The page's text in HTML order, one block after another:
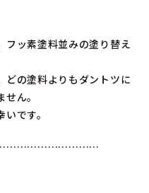
フッ素塗料並みの塗り替え
どの塗料よりもダントツに
ん。
です。